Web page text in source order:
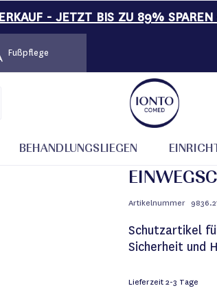
- JETZT BIS ZU 89%
Fußpflege
BEHANDLUNGSLIEGEN
Artikelnummer
Schutzartikel
Sicherheit und
Lieferzeit2-3 Tage